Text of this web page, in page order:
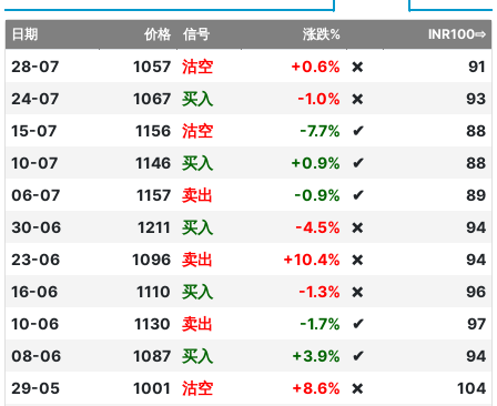
日期 价格 信号 涨跌% INR100⇨
28-07 1057 沽空 +0.6% ❌
91
24-07
1067 买入 -1.0% ❌
93
15-07
1156 沽空 -7.7% ✔
88
10-07
1146 买入 +0.9% ✔
88
06-07
1157 卖出 -0.9% ✔
89
30-06
1211 买入 -4.5% ❌
94
23-06
1096 卖出 +10.4% ❌
94
16-06
1110 买入 -1.3% ❌
96
10-06
1130 卖出 -1.7% ✔
97
08-06
1087 买入 +3.9% ✔
94
29-05
1001 沽空 +8.6% ❌
104